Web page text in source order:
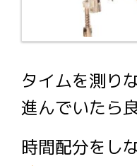
タイムを測り
進んでいたら
時間配分をし